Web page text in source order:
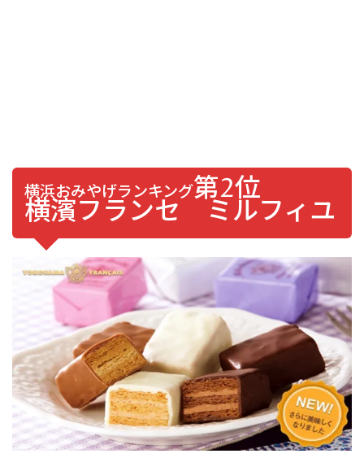
横浜おみやげランキング第2位
横濱フランセ ミルフィユ